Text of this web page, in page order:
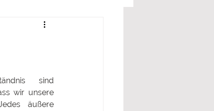
sind
wir unsere
äußere